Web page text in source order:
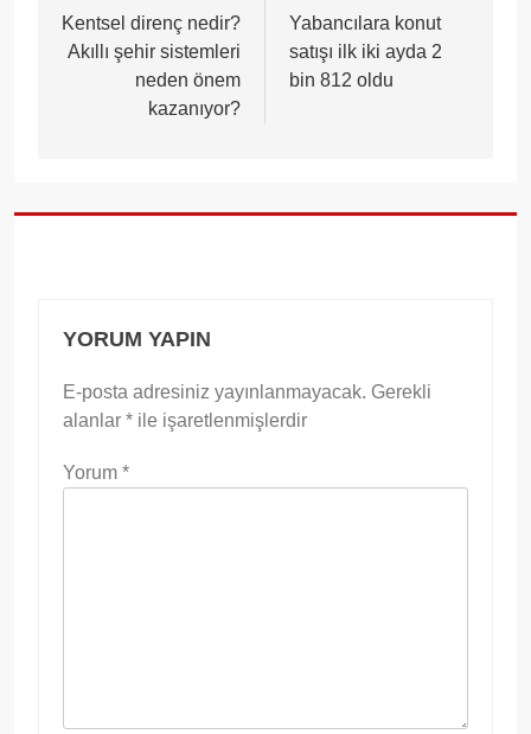
gezinmesi
Kentsel direnç nedir?
Akıllı şehir sistemleri
neden önem
kazanıyor?
Yabancılara konut
satışı ilk iki ayda 2
bin 812 oldu
YORUM YAPIN
E-posta adresiniz yayınlanmayacak. Gerekli
alanlar * ile işaretlenmişlerdir
Yorum *